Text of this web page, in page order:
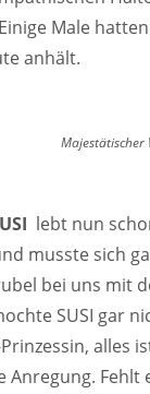
Male
anhält.
lebt nun
musste sich
bei uns mit
SUSI gar
alles
Anregung. Fehlt